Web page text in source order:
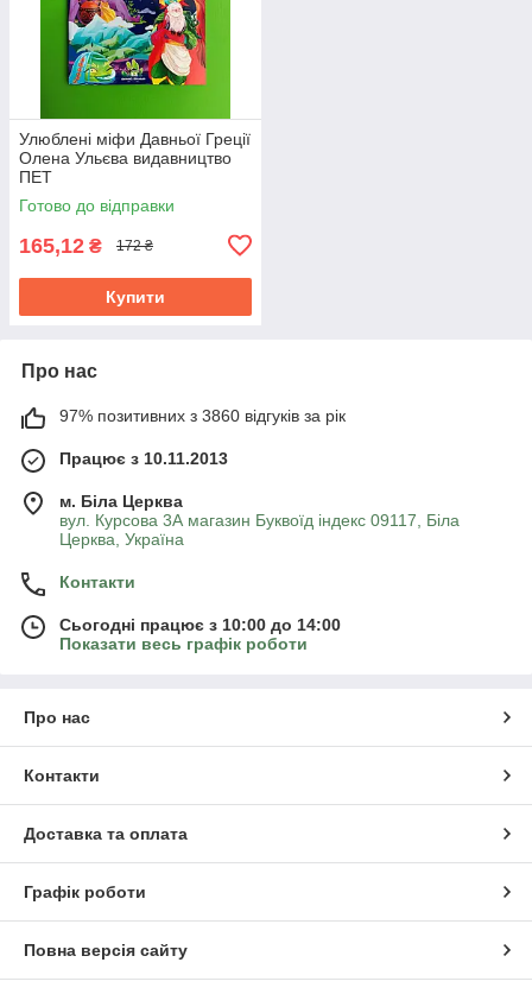
Улюблені міфи Давньої Греції
Олена Ульєва видавництво
ПЕТ
Готово до відправки
165,12 ₴ 172 ₴
Купити
Про нас
97% позитивних з 3860 відгуків за рік
Працює з 10.11.2013
м. Біла Церква
вул. Курсова 3А магазин Буквоїд індекс 09117, Біла
Церква, Україна
Контакти
Сьогодні працює з 10:00 до 14:00
Показати весь графік роботи
Про нас
Контакти
Доставка та оплата
Графік роботи
Повна версія сайту